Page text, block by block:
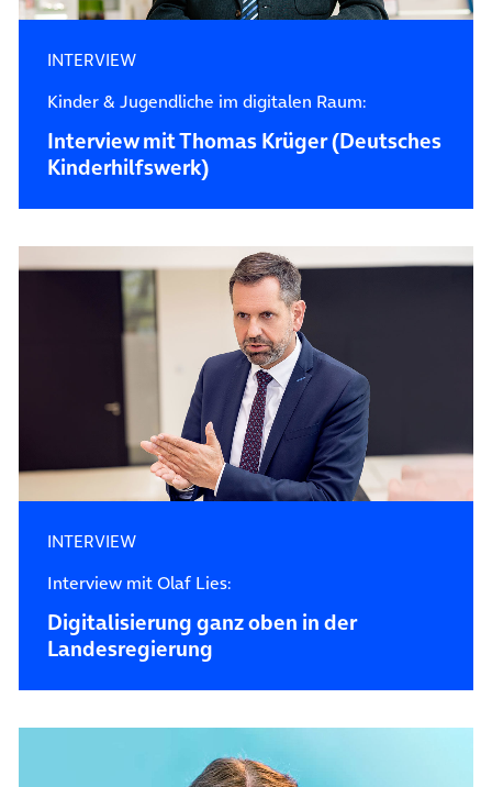
INTERVIEW
Kinder & Jugendliche im digitalen Raum:
Interview mit Thomas Krüger (Deutsches
Kinderhilfswerk)
INTERVIEW
Interview mit Olaf Lies:
Digitalisierung ganz oben in der
Landesregierung